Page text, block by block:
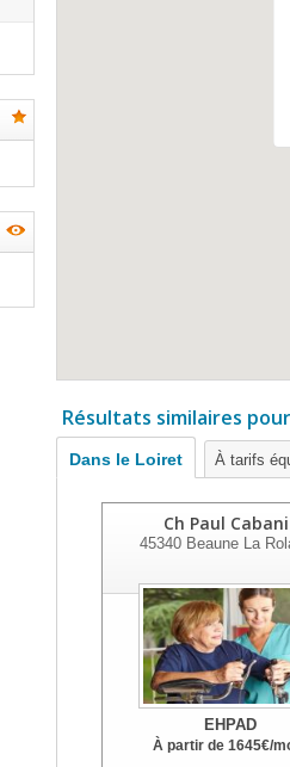
Résultats similaires
Dans le Loiret À tarifs
Ch Paul
45340Beaune La
EHPAD
À partir de 1645€/